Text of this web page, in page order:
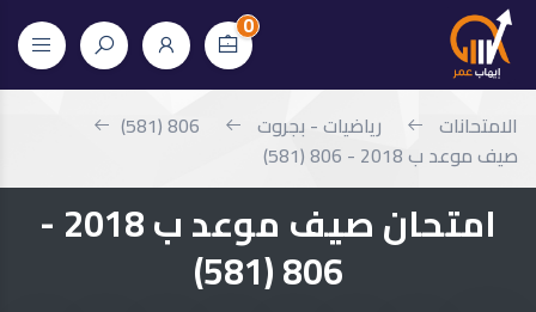
0
الامتحانات رياضيات - بجروت
806 (581)
صيف موعد ب 2018 - 806 (581)
امتحان صيف موعد ب 2018 -
806 (581)